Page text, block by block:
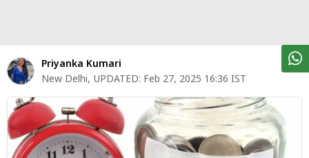
शेयर
बाज़ार
ट्रेंडिंग
बिजनेस
न्यूज
Priyanka Kumari
New Delhi, UPDATED: Feb 27, 2025 16:36 IST